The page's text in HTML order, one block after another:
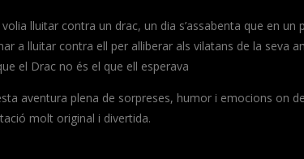
lluitar contra un drac, un dia s’assabenta que en un
a lluitar contra ell per alliberar als vilatans de la seva
el Drac no és el que ell esperava
aventura plena de sorpreses, humor i emocions on
molt original i divertida.